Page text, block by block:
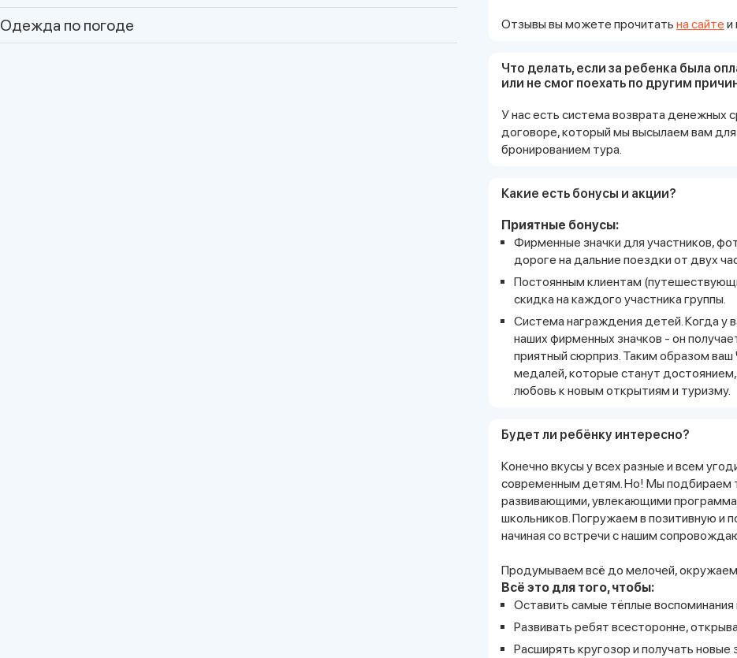
Одежда по погоде
Отзывы вы можете прочитать на сайте и
Что делать, если за ребенка была
или не смог поехать по другим
У нас есть система возврата денежных
договоре, который мы высылаем вам
бронированием тура.
Какие есть бонусы и акции?
Приятные бонусы:
Фирменные значки для участников,
дороге на дальние поездки от двух
Постоянным клиентам
скидка на каждого участника группы.
Система награждения детей. Когда у
наших фирменных значков - он
приятный сюрприз. Таким образом
медалей, которые станут
любовь к новым открытиям и туризму.
Будет ли ребёнку интересно?
Конечно вкусы у всех разные и всем
современным детям. Но! Мы подбираем
развивающими, увлекающими
школьников. Погружаем в позитивную и
начиная со встречи с нашим
Продумываем всё до мелочей,
Всё это для того, чтобы:
Оставить самые тёплые воспоминания
Развивать ребят всесторонне,
Расширять кругозор и получать новые